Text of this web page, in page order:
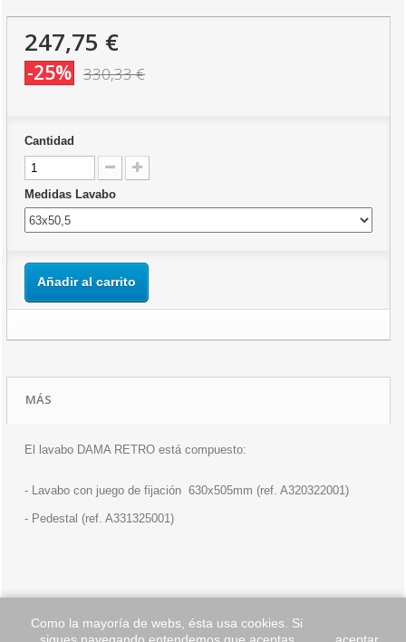
247,75 €
-25% 330,33 €
Cantidad
Medidas Lavabo
Añadir al carrito
MÁS
El lavabo DAMA RETRO está compuesto:
- Lavabo con juego de fijación 630x505mm (ref. A320322001)
- Pedestal (ref. A331325001)
Como la mayoría de webs, ésta usa cookies. Si